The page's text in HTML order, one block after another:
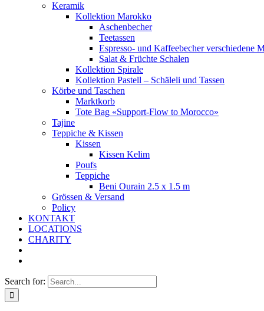
Keramik
Kollektion Marokko
Aschenbecher
Teetassen
Espresso- und Kaffeebecher verschiedene
Salat & Früchte Schalen
Kollektion Spirale
Kollektion Pastell – Schäleli und Tassen
Körbe und Taschen
Marktkorb
Tote Bag «Support-Flow to Morocco»
Tajine
Teppiche & Kissen
Kissen
Kissen Kelim
Poufs
Teppiche
Beni Ourain 2.5 x 1.5 m
Grössen & Versand
Policy
KONTAKT
LOCATIONS
CHARITY
Search for: